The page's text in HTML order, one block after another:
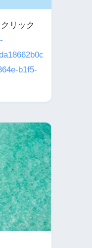
リック
b1f5-